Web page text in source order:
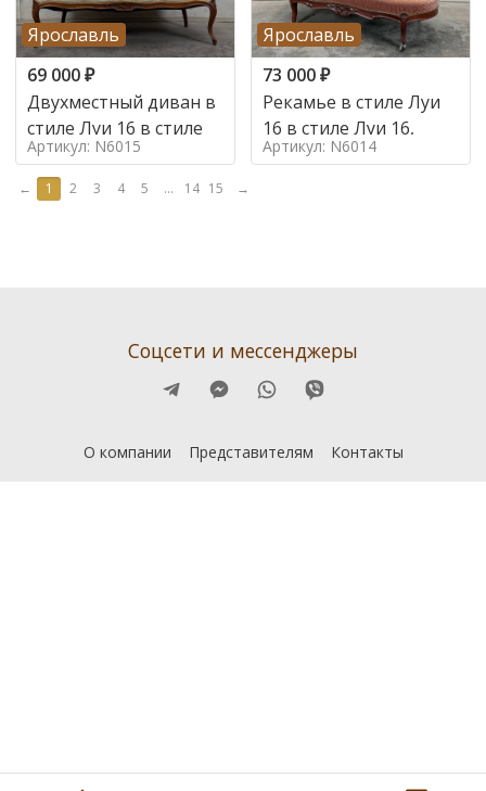
Ярославль
69 000₽
Двухместный диван в
стиле Луи 16 в стиле
Артикул: N6015
Ярославль
73 000₽
Рекамье в стиле Луи
16 в стиле Луи 16,
Артикул: N6014
← 1 2 3 4 5 ... 14 15 →
Соцсети и мессенджеры
О компании Представителям Контакты